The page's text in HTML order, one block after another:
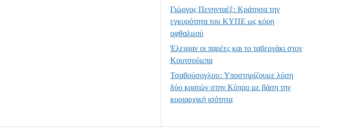
Γιώργος Πενηνταέξ: Κράτησα την
εγκυρότητα του ΚΥΠΕ ως κόρη
οφθαλμού
Έλειψαν οι παρέες και το ταβερνάκι στον
Κουτσούμπα
Τσαβούσογλου: Υποστηρίζουμε λύση
δύο κρατών στην Κύπρο με βάση την
κυριαρχική ισότητα